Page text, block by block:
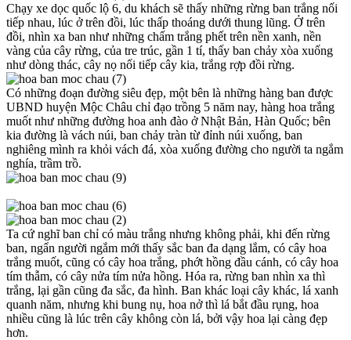
Chạy xe dọc quốc lộ 6, du khách sẽ thấy những rừng ban trắng nối
tiếp nhau, lúc ở trên đồi, lúc thấp thoáng dưới thung lũng. Ở trên
đồi, nhìn xa ban như những chấm trắng phết trên nền xanh, nền
vàng của cây rừng, của tre trúc, gần 1 tí, thấy ban chảy xòa xuống
như dòng thác, cây nọ nối tiếp cây kia, trắng rợp đồi rừng.
Có những đoạn đường siêu đẹp, một bên là những hàng ban được
UBND huyện Mộc Châu chỉ đạo trồng 5 năm nay, hàng hoa trắng
muốt như những đường hoa anh đào ở Nhật Bản, Hàn Quốc; bên
kia đường là vách núi, ban chảy tràn từ đỉnh núi xuống, ban
nghiêng mình ra khỏi vách đá, xòa xuống đường cho người ta ngắm
nghía, trầm trồ.
Ta cứ nghĩ ban chỉ có màu trắng nhưng không phải, khi đến rừng
ban, ngẩn người ngắm mới thấy sắc ban đa dạng lắm, có cây hoa
trắng muốt, cũng có cây hoa trắng, phớt hồng đầu cánh, có cây hoa
tím thẫm, có cây nửa tím nửa hồng. Hóa ra, rừng ban nhìn xa thì
trắng, lại gần cũng đa sắc, đa hình. Ban khác loại cây khác, lá xanh
quanh năm, nhưng khi bung nụ, hoa nở thì lá bắt đầu rụng, hoa
nhiều cũng là lúc trên cây không còn lá, bởi vậy hoa lại càng đẹp
hơn.